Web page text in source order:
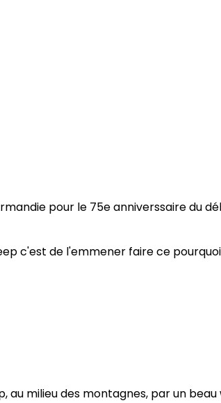
pour le 75e anniverssaire du
c'est de l'emmener faire ce
au milieu des montagnes, par un